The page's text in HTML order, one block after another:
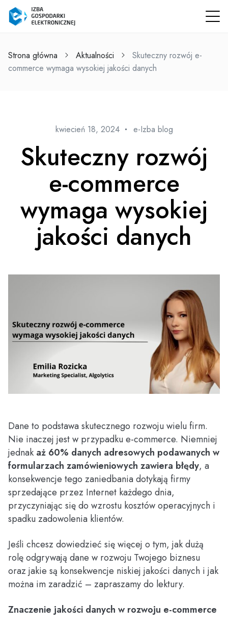
Strona główna Aktualności
Skuteczny rozwój e-
commerce wymaga wysokiej jakości danych
kwiecień 18, 2024 e-Izba blog
Skuteczny rozwój
e-commerce
wymaga wysokiej
jakości danych
Dane to podstawa skutecznego rozwoju wielu firm.
Nie inaczej jest w przypadku e-commerce. Niemniej
jednak aż 60% danych adresowych podawanych w
formularzach zamówieniowych zawiera błędy, a
konsekwencje tego zaniedbania dotykają firmy
sprzedające przez Internet każdego dnia,
przyczyniając się do wzrostu kosztów operacyjnych i
spadku zadowolenia klientów.
Jeśli chcesz dowiedzieć się więcej o tym, jak dużą
rolę odgrywają dane w rozwoju Twojego biznesu
oraz jakie są konsekwencje niskiej jakości danych i jak
można im zaradzić – zapraszamy do lektury.
Znaczenie jakości danych w rozwoju e-commerce